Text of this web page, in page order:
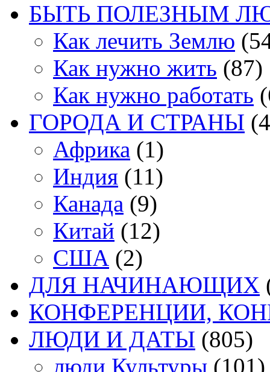
БЫТЬ ПОЛЕЗНЫМ
Как лечить Землю
Как нужно жить (87)
Как нужно работать
ГОРОДА И СТРАНЫ
Африка (1)
Индия (11)
Канада (9)
Китай (12)
США (2)
ДЛЯ НАЧИНАЮЩИХ
КОНФЕРЕНЦИИ,
ЛЮДИ И ДАТЫ (805)
люди Культуры (101)